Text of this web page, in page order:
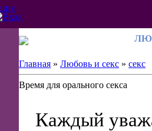
Главная » Любовь и секс » секс
Время для орального секса
Каждый